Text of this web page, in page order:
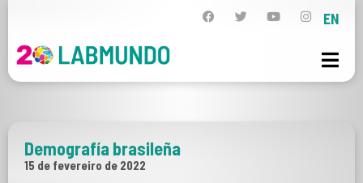
EN
Demografía brasileña
15 de fevereiro de 2022